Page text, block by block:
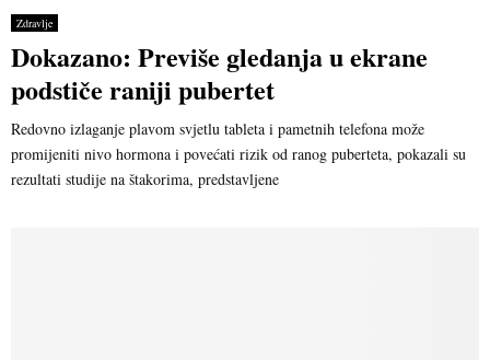
Zdravlje
Dokazano: Previše gledanja u ekrane
podstiče raniji pubertet
Redovno izlaganje plavom svjetlu tableta i pametnih telefona može
promijeniti nivo hormona i povećati rizik od ranog puberteta, pokazali su
rezultati studije na štakorima, predstavljene